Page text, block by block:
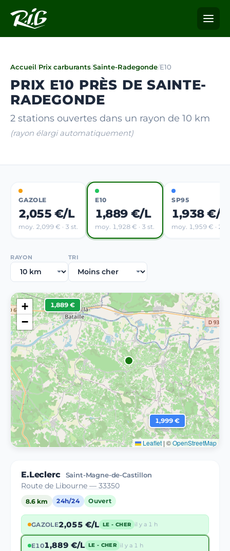
Accueil/Prix carburants/Sainte-Radegonde/E10
PRIX E10 PRÈS DE SAINTE-
RADEGONDE
2 stations ouvertes dans un rayon de 10 km
(rayon élargi automatiquement)
GAZOLE
2,055 €/L
moy. 2,099 € · 3 st.
E10
1,889 €/L
moy. 1,928 € · 3 st.
SP95
1,938 €/L
moy. 1,959 € · 2
RAYON TRI
1,889 €
1,999 €
+
−
Leaflet | ©OpenStreetMap
E.Leclerc Saint-Magne-de-Castillon
Route de Libourne — 33350
8.6 km 24h/24 Ouvert
GAZOLE2,055 €/L LE - CHER il y a 1 h
E101,889 €/L LE - CHER il y a 1 h